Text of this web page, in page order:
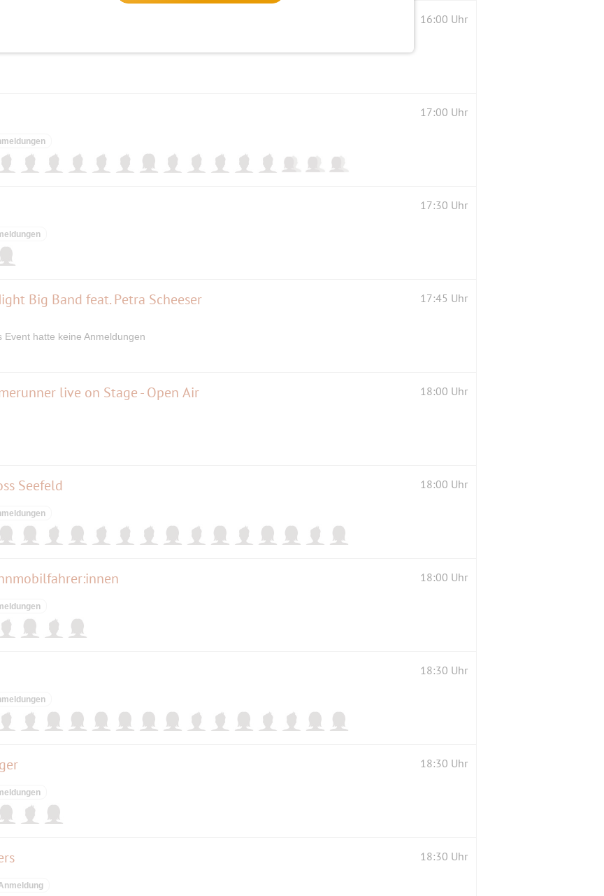
16:00 Uhr
17:00 Uhr
17:30 Uhr
Big Band feat. Petra Scheeser 17:45 Uhr
Event hatte keine Anmeldungen
live on Stage - Open Air 18:00 Uhr
Seefeld 18:00 Uhr
18:00 Uhr
18:30 Uhr
18:30 Uhr
18:30 Uhr